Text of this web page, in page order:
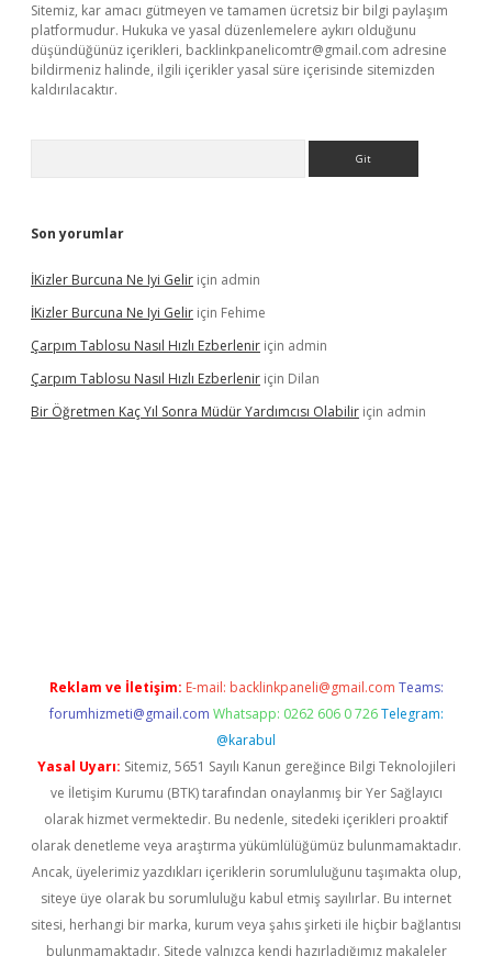
Sitemiz, kar amacı gütmeyen ve tamamen ücretsiz bir bilgi paylaşım
platformudur. Hukuka ve yasal düzenlemelere aykırı olduğunu
düşündüğünüz içerikleri, backlinkpanelicomtr@gmail.com adresine
bildirmeniz halinde, ilgili içerikler yasal süre içerisinde sitemizden
kaldırılacaktır.
Son yorumlar
İKizler Burcuna Ne Iyi Gelir için admin
İKizler Burcuna Ne Iyi Gelir için Fehime
Çarpım Tablosu Nasıl Hızlı Ezberlenir için admin
Çarpım Tablosu Nasıl Hızlı Ezberlenir için Dilan
Bir Öğretmen Kaç Yıl Sonra Müdür Yardımcısı Olabilir için admin
Reklam ve İletişim: E-mail: backlinkpaneli@gmail.com Teams:
forumhizmeti@gmail.com Whatsapp: 0262 606 0 726 Telegram:
@karabul
Yasal Uyarı: Sitemiz, 5651 Sayılı Kanun gereğince Bilgi Teknolojileri
ve İletişim Kurumu (BTK) tarafından onaylanmış bir Yer Sağlayıcı
olarak hizmet vermektedir. Bu nedenle, sitedeki içerikleri proaktif
olarak denetleme veya araştırma yükümlülüğümüz bulunmamaktadır.
Ancak, üyelerimiz yazdıkları içeriklerin sorumluluğunu taşımakta olup,
siteye üye olarak bu sorumluluğu kabul etmiş sayılırlar. Bu internet
sitesi, herhangi bir marka, kurum veya şahıs şirketi ile hiçbir bağlantısı
bulunmamaktadır. Sitede yalnızca kendi hazırladığımız makaleler